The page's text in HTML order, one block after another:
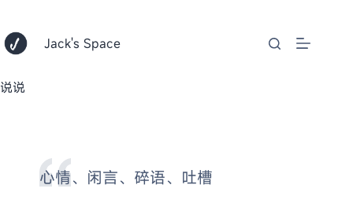
内
Jack's Space
说说
心情、闲言、碎语、吐槽